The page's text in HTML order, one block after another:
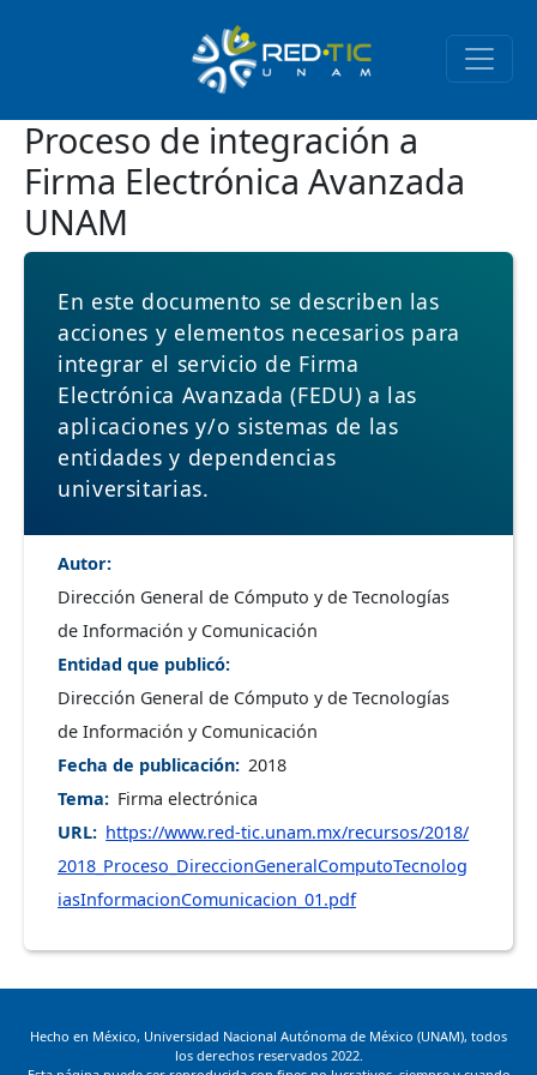
Proceso de integración a
Firma Electrónica Avanzada
UNAM
En este documento se describen las
acciones y elementos necesarios para
integrar el servicio de Firma
Electrónica Avanzada (FEDU) a las
aplicaciones y/o sistemas de las
entidades y dependencias
universitarias.
Autor
Dirección General de Cómputo y de Tecnologías
de Información y Comunicación
Entidad que publicó
Dirección General de Cómputo y de Tecnologías
de Información y Comunicación
Fecha de publicación 2018
Tema
Firma electrónica
URL
https://www.red-tic.unam.mx/recursos/2018/
2018_Proceso_DireccionGeneralComputoTecnolog
iasInformacionComunicacion_01.pdf
Hecho en México, Universidad Nacional Autónoma de México (UNAM), todos
los derechos reservados 2022.